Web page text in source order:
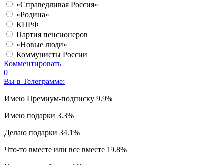
«Справедливая Россия»
«Родина»
КПРФ
Партия пенсионеров
«Новые люди»
Коммунисты России
Комментировать
0
Вы в Телеграмме:
Имею Премиум-подписку 9.9%
Имею подарки 3.3%
Делаю подарки 34.1%
Что-то вместе или все вместе 19.8%